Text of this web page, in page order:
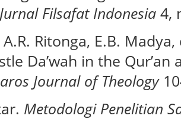
Jurnal Filsafat Indonesia 4,
Ritonga, E.B.
Da’wah in the
Journal of Theology
Metodologi Penelitian